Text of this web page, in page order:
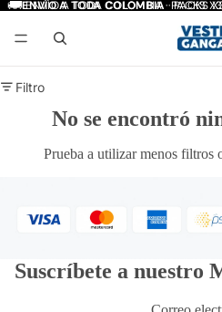
🚚ENVÍO A TODA COLOMBIA· PACKS
🚚 ENVÍO A TODA COLOMBIA · PACKS
Filtro
No se encontró
Prueba a utilizar menos filtros
Suscríbete a nuestro